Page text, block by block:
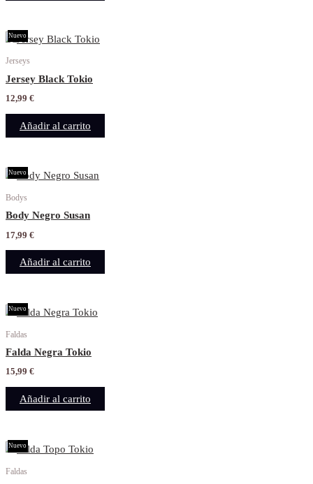
Nuevo
Jerseys
Jersey Black Tokio
12,99 €
Añadir al carrito
Nuevo
Bodys
Body Negro Susan
17,99 €
Añadir al carrito
Nuevo
Faldas
Falda Negra Tokio
15,99 €
Añadir al carrito
Nuevo
Faldas